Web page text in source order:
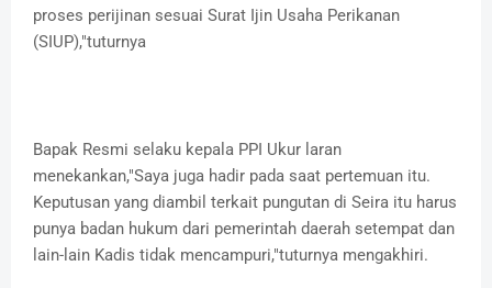
proses perijinan sesuai Surat Ijin Usaha Perikanan
(SIUP),"tuturnya
Bapak Resmi selaku kepala PPI Ukur laran
menekankan,"Saya juga hadir pada saat pertemuan itu.
Keputusan yang diambil terkait pungutan di Seira itu harus
punya badan hukum dari pemerintah daerah setempat dan
lain-lain Kadis tidak mencampuri,"tuturnya mengakhiri.